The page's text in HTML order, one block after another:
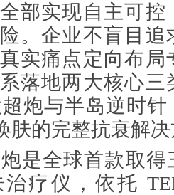
部实现自主可控
。企业不盲目追
实痛点定向布局
落地两大核心三
炮与半岛逆时针
肤的完整抗衰解
是全球首款取得
疗仪，依托